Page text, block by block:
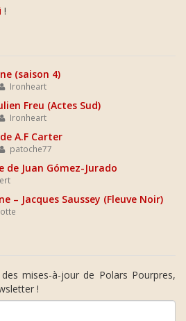
!
(saison 4)
Ironheart
Freu (Actes Sud)
Ironheart
A.F Carter
patoche77
de Juan Gómez-Jurado
– Jacques Saussey (Fleuve Noir)
mises-à-jour de Polars Pourpres,
!